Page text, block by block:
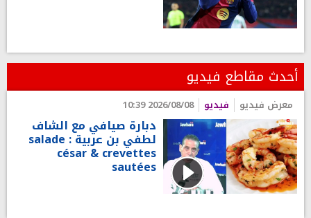
أحدث مقاطع فيديو
معرض فيديو فيديو 2026/08/08 10:39
دبارة صيافي مع الشاف
لطفي بن عربية : salade
césar & crevettes
sautées